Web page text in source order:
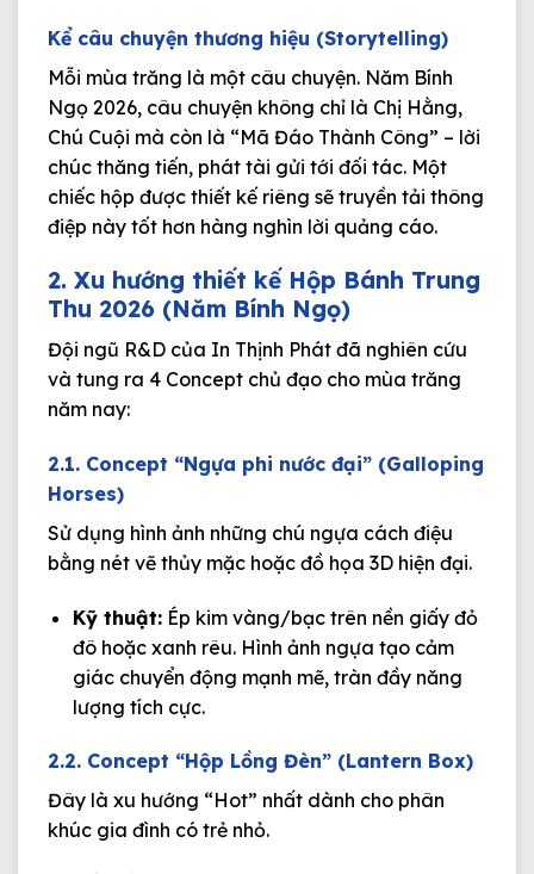
Kể câu chuyện thương hiệu (Storytelling)
Mỗi mùa trăng là một câu chuyện. Năm Bính
Ngọ 2026, câu chuyện không chỉ là Chị Hằng,
Chú Cuội mà còn là “Mã Đáo Thành Công” – lời
chúc thăng tiến, phát tài gửi tới đối tác. Một
chiếc hộp được thiết kế riêng sẽ truyền tải thông
điệp này tốt hơn hàng nghìn lời quảng cáo.
2. Xu hướng thiết kế Hộp Bánh Trung
Thu 2026 (Năm Bính Ngọ)
Đội ngũ R&D của In Thịnh Phát đã nghiên cứu
và tung ra 4 Concept chủ đạo cho mùa trăng
năm nay:
2.1. Concept “Ngựa phi nước đại” (Galloping
Horses)
Sử dụng hình ảnh những chú ngựa cách điệu
bằng nét vẽ thủy mặc hoặc đồ họa 3D hiện đại.
Kỹ thuật:Ép kim vàng/bạc trên nền giấy đỏ
đô hoặc xanh rêu. Hình ảnh ngựa tạo cảm
giác chuyển động mạnh mẽ, tràn đầy năng
lượng tích cực.
2.2. Concept “Hộp Lồng Đèn” (Lantern Box)
Đây là xu hướng “Hot” nhất dành cho phân
khúc gia đình có trẻ nhỏ.